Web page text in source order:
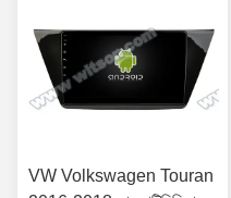
VW Volkswagen Touran